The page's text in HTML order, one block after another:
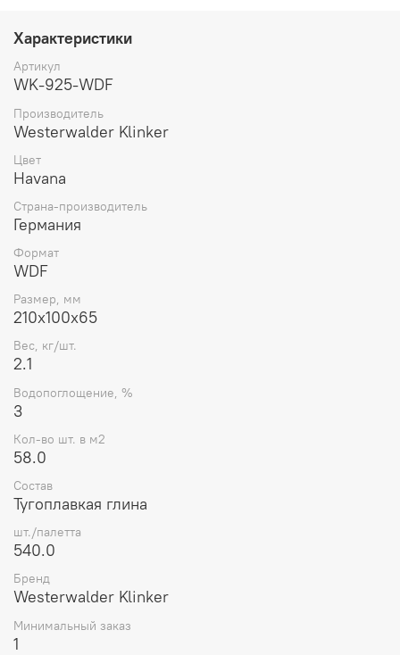
Характеристики
Артикул
WK-925-WDF
Производитель
Westerwalder Klinker
Цвет
Havana
Страна-производитель
Германия
Формат
WDF
Размер, мм
210x100x65
Вес, кг/шт.
2.1
Водопоглощение, %
3
Кол-во шт. в м2
58.0
Состав
Тугоплавкая глина
шт./палетта
540.0
Бренд
Westerwalder Klinker
Минимальный заказ
1